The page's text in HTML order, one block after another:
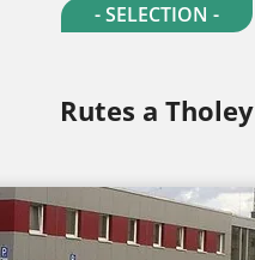
- SELECTION -
Rutes a Tholey